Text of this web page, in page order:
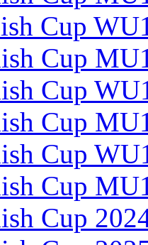
Cup
Cup
Cup
Cup
Cup
Cup
Cup